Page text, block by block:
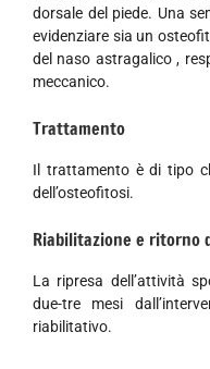
dorsale del piede. Una
evidenziare sia un
del naso astragalico ,
meccanico.
Trattamento
Il trattamento è di tipo
dell’osteofitosi.
Riabilitazione e ritorno
La ripresa dell’attività
due-tre mesi
riabilitativo.